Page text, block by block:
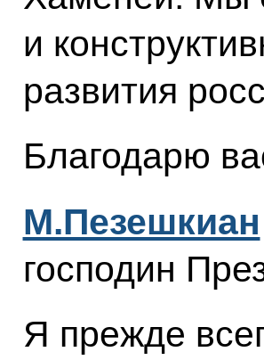
и
развития
Благодарю
М.Пезешкиан
господин
Я прежде